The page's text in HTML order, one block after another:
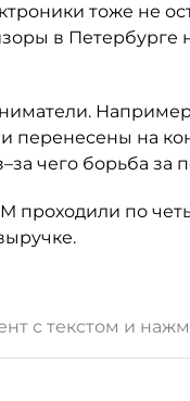
тоже не
в
перенесены на
чего борьба за
проходили по
с текстом и